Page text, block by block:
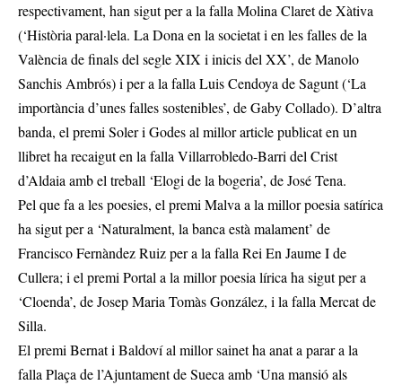
respectivament, han sigut per a la falla Molina Claret de Xàtiva
(‘Història paral·lela. La Dona en la societat i en les falles de la
València de finals del segle XIX i inicis del XX’, de Manolo
Sanchis Ambrós) i per a la falla Luis Cendoya de Sagunt (‘La
importància d’unes falles sostenibles’, de Gaby Collado). D’altra
banda, el premi Soler i Godes al millor article publicat en un
llibret ha recaigut en la falla Villarrobledo-Barri del Crist
d’Aldaia amb el treball ‘Elogi de la bogeria’, de José Tena.
Pel que fa a les poesies, el premi Malva a la millor poesia satírica
ha sigut per a ‘Naturalment, la banca està malament’ de
Francisco Fernàndez Ruiz per a la falla Rei En Jaume I de
Cullera; i el premi Portal a la millor poesia lírica ha sigut per a
‘Cloenda’, de Josep Maria Tomàs González, i la falla Mercat de
Silla.
El premi Bernat i Baldoví al millor sainet ha anat a parar a la
falla Plaça de l’Ajuntament de Sueca amb ‘Una mansió als